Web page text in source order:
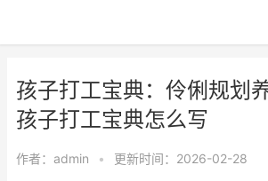
孩子打工宝典：伶俐规划
孩子打工宝典怎么写
作者： admin • 更新时间：2026-02-28